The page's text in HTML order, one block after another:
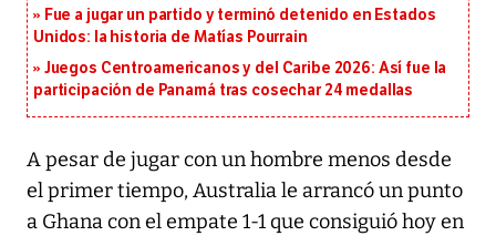
Fue a jugar un partido y terminó detenido en Estados
Unidos: la historia de Matías Pourrain
Juegos Centroamericanos y del Caribe 2026: Así fue la
participación de Panamá tras cosechar 24 medallas
A pesar de jugar con un hombre menos desde
el primer tiempo, Australia le arrancó un punto
a Ghana con el empate 1-1 que consiguió hoy en